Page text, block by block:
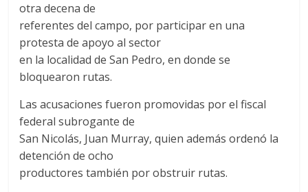
otra decena de
referentes del campo, por participar en una
protesta de apoyo al sector
en la localidad de San Pedro, en donde se
bloquearon rutas.
Las acusaciones fueron promovidas por el fiscal
federal subrogante de
San Nicolás, Juan Murray, quien además ordenó la
detención de ocho
productores también por obstruir rutas.